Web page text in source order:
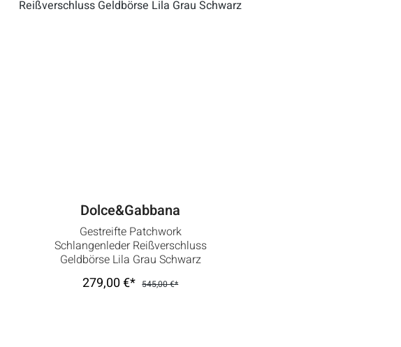
Dolce&Gabbana
Gestreifte Patchwork
Schlangenleder Reißverschluss
Geldbörse Lila Grau Schwarz
279,00 €* 545,00 €*